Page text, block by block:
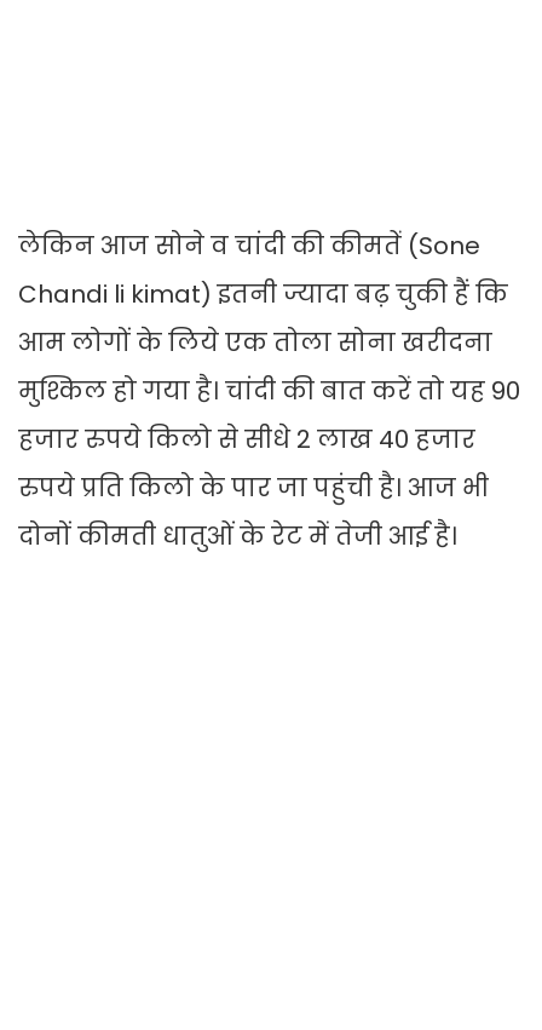
लेकिन आज सोने व चांदी की कीमतें (Sone
Chandi li kimat) इतनी ज्यादा बढ़ चुकी हैं कि
आम लोगों के लिये एक तोला सोना खरीदना
मुश्किल हो गया है। चांदी की बात करें तो यह 90
हजार रुपये किलो से सीधे 2 लाख 40 हजार
रुपये प्रति किलो के पार जा पहुंची है। आज भी
दोनों कीमती धातुओं के रेट में तेजी आई है।